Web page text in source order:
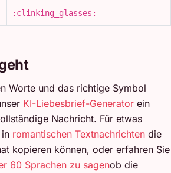
:clinking_glasses:
Worte und das richtige Symbol
KI-Liebesbrief-Generator ein
Nachricht. Für etwas
romantischen Textnachrichten die
kopieren können, oder erfahren Sie
60 Sprachen zu sagenob die